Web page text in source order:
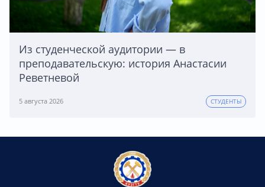
Из студенческой аудитории — в
преподавательскую: история Анастасии
Реветневой
5 августа 2026 СТУДЕНТЫ